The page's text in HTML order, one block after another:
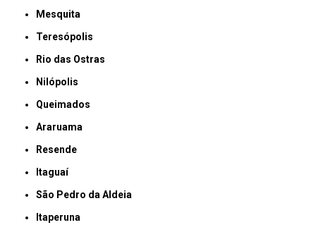
Mesquita
Teresópolis
Rio das Ostras
Nilópolis
Queimados
Araruama
Resende
Itaguaí
São Pedro da Aldeia
Itaperuna